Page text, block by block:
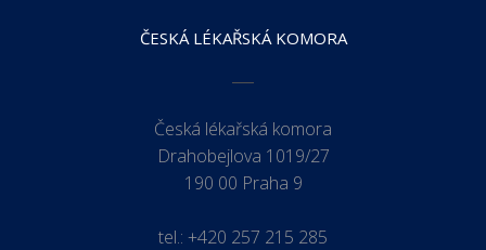
ČESKÁ LÉKAŘSKÁ KOMORA
Česká lékařská komora
Drahobejlova 1019/27
190 00 Praha 9
tel.: +420 257 215 285